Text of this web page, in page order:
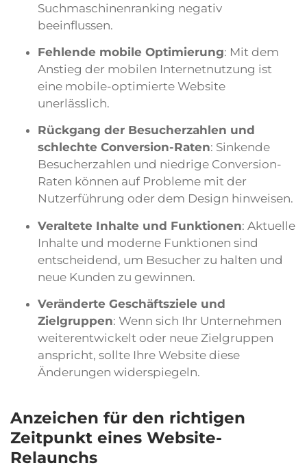
Suchmaschinenranking negativ
beeinflussen.
Fehlende mobile Optimierung: Mit dem
Anstieg der mobilen Internetnutzung ist
eine mobile-optimierte Website
unerlässlich.
Rückgang der Besucherzahlen und
schlechte Conversion-Raten: Sinkende
Besucherzahlen und niedrige Conversion-
Raten können auf Probleme mit der
Nutzerführung oder dem Design hinweisen.
Veraltete Inhalte und Funktionen: Aktuelle
Inhalte und moderne Funktionen sind
entscheidend, um Besucher zu halten und
neue Kunden zu gewinnen.
Veränderte Geschäftsziele und
Zielgruppen: Wenn sich Ihr Unternehmen
weiterentwickelt oder neue Zielgruppen
anspricht, sollte Ihre Website diese
Änderungen widerspiegeln.
Anzeichen für den richtigen
Zeitpunkt eines Website-
Relaunchs